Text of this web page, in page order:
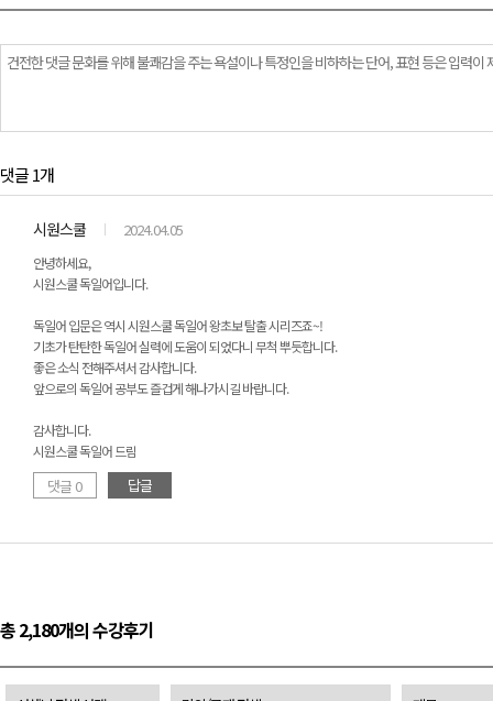
댓글 1개
시원스쿨 2024.04.05
안녕하세요,
시원스쿨 독일어입니다.
독일어 입문은 역시 시원스쿨 독일어 왕초보 탈출 시리즈죠~!
기초가 탄탄한 독일어 실력에 도움이 되었다니 무척 뿌듯합니다.
좋은 소식 전해주셔서 감사합니다.
앞으로의 독일어 공부도 즐겁게 해나가시길 바랍니다.
감사합니다.
시원스쿨 독일어 드림
댓글 0 답글
총 2,180개의 수강후기